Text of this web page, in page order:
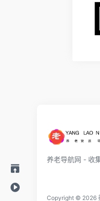
养老导航网 - 收
Copyright © 2026